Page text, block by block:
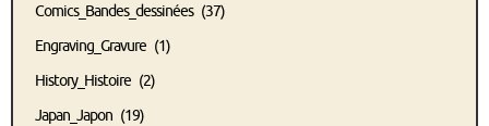
Comics_Bandes_dessinées(37)
Engraving_Gravure (1)
History_Histoire (2)
Japan_Japon (19)